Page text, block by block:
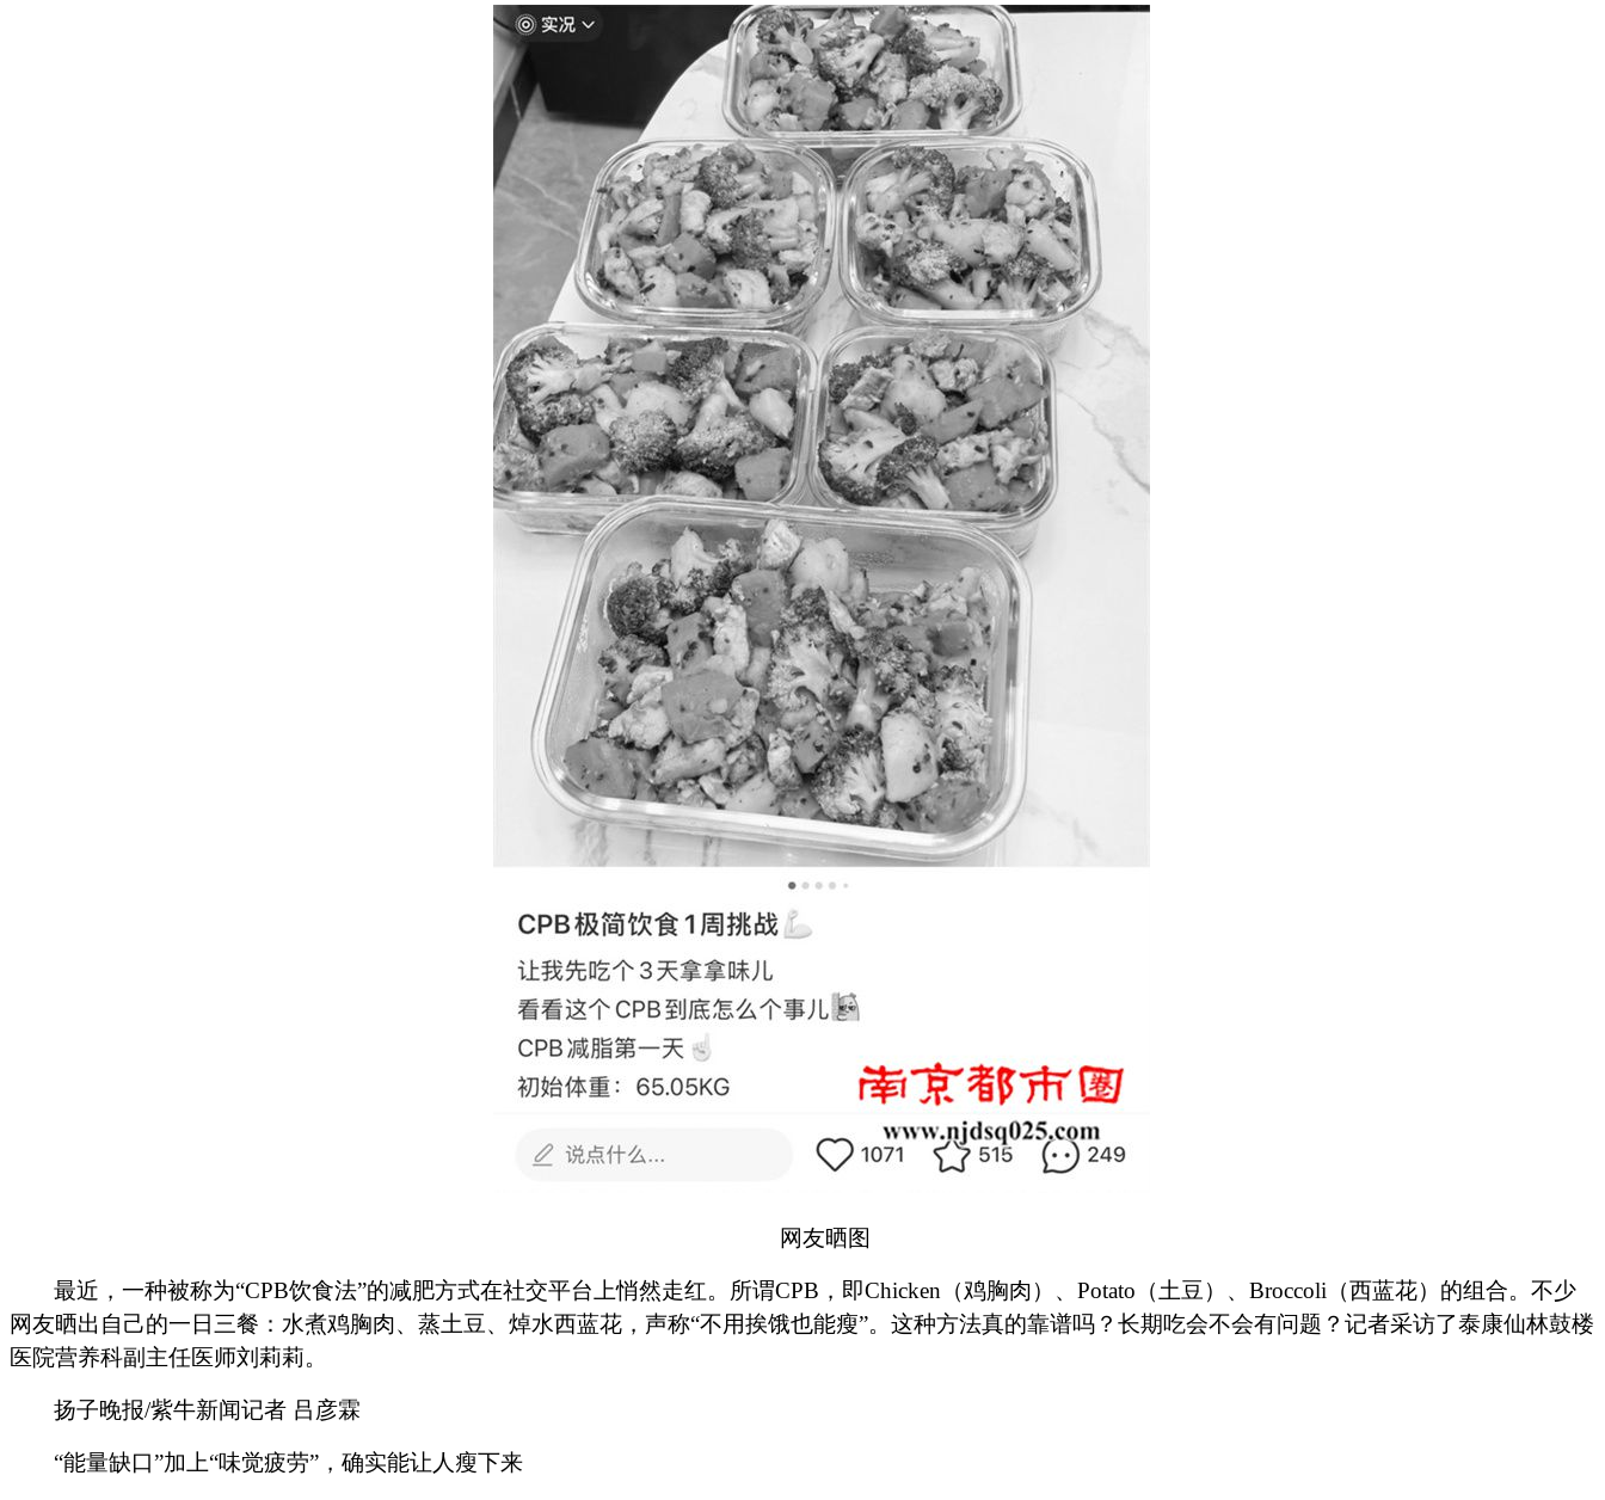
网友晒图
最近，一种被称为“CPB饮食法”的减肥方式在社交平台上悄然走红。所谓CPB，即Chicken（鸡胸肉）、Potato（土豆）、Broccoli（西蓝花）的组合。不少
网友晒出自己的一日三餐：水煮鸡胸肉、蒸土豆、焯水西蓝花，声称“不用挨饿也能瘦”。这种方法真的靠谱吗？长期吃会不会有问题？记者采访了泰康仙林鼓楼
医院营养科副主任医师刘莉莉。
扬子晚报/紫牛新闻记者 吕彦霖
“能量缺口”加上“味觉疲劳”，确实能让人瘦下来